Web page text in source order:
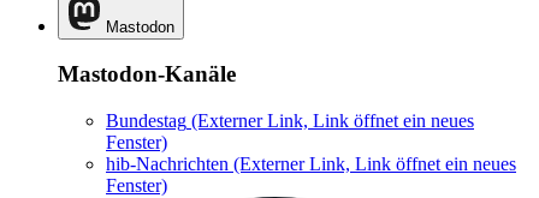
Mastodon
Mastodon-Kanäle
Bundestag (Externer Link, Link öffnet ein neues
Fenster)
hib-Nachrichten (Externer Link, Link öffnet ein neues
Fenster)